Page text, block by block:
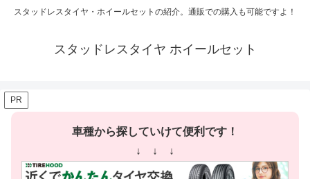
スタッドレスタイヤ・ホイールセットの紹介。通販での購入も可能ですよ！
スタッドレスタイヤ ホイールセット
PR
車種から探していけて便利です！
↓ ↓ ↓